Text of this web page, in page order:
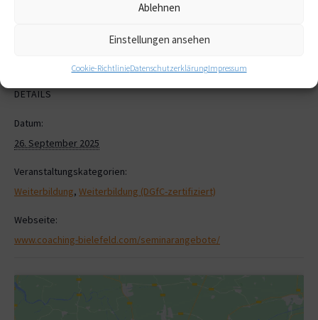
Ablehnen
Einstellungen ansehen
Cookie-RichtlinieDatenschutzerklärungImpressum
Zum Kalender hinzufügen
DETAILS
Datum:
26. September 2025
Veranstaltungskategorien:
Weiterbildung, Weiterbildung (DGfC-zertifiziert)
Webseite:
www.coaching-bielefeld.com/seminarangebote/